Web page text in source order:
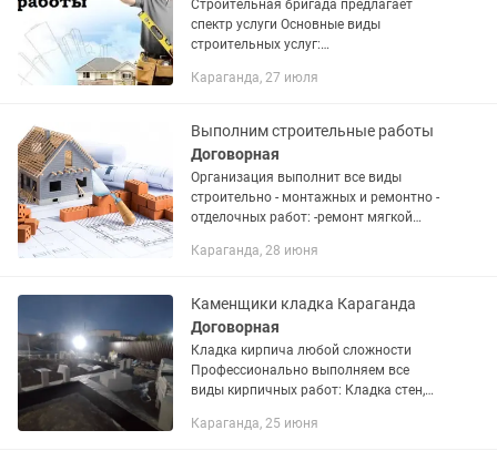
Строительная бригада предлагает
спектр услуги Основные виды
строительных услуг:
Подготовительные работы:
расчистка территории, земляные...
Караганда, 27 июля
Выполним строительные работы
Договорная
Организация выполнит все виды
строительно - монтажных и ремонтно -
отделочных работ: -ремонт мягкой
-облицовка сайдингом, фасадные
Караганда, 28 июня
Каменщики кладка Караганда
Договорная
Кладка кирпича любой сложности
Профессионально выполняем все
виды кирпичных работ: Кладка стен,
Облицовка фасадов Кладка печей,
Караганда, 25 июня